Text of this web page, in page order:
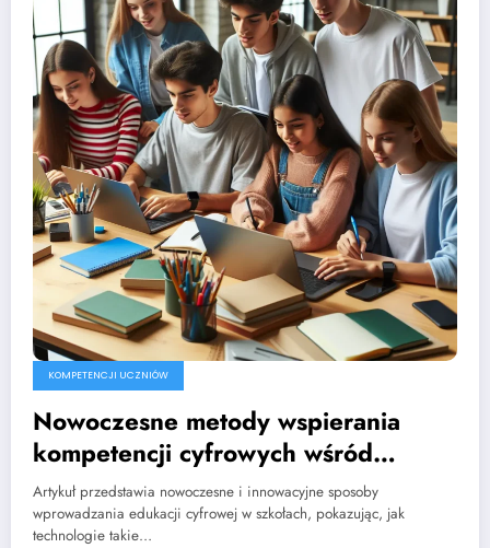
KOMPETENCJI UCZNIÓW
Nowoczesne metody wspierania
kompetencji cyfrowych wśród
młodzieży
Artykuł przedstawia nowoczesne i innowacyjne sposoby
wprowadzania edukacji cyfrowej w szkołach, pokazując, jak
technologie takie…